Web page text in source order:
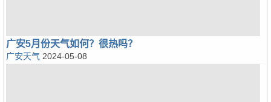
广安5月份天气如何？很热吗？
广安天气 2024-05-08